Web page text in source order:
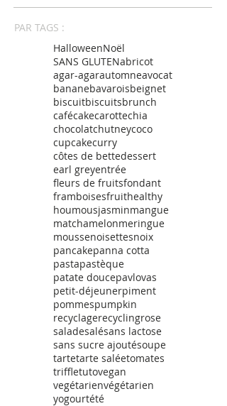
PAR TAGS :
HalloweenNoël
SANS GLUTENabricot
agar-agarautomneavocat
bananebavaroisbeignet
biscuitbiscuitsbrunch
cafécakecarottechia
chocolatchutneycoco
cupcakecurry
côtes de bettedessert
earl greyentrée
fleurs de fruitsfondant
framboisesfruithealthy
houmousjasminmangue
matchamelonmeringue
moussenoisettesnoix
pancakepanna cotta
pastapastèque
patate doucepavlovas
petit-déjeunerpiment
pommespumpkin
recyclagerecyclingrose
saladesalésans lactose
sans sucre ajoutésoupe
tartetarte saléetomates
triffletutovegan
vegétarienvégétarien
yogourtété